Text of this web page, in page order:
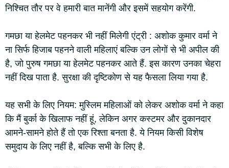
निश्चित तौर पर वे हमारी बात मानेंगी और इसमें सहयोग करेंगी.
गमछा या हेलमेट पहनकर भी नहीं मिलेगी एंट्री : अशोक कुमार वर्मा ने
ना सिर्फ हिजाब पहनने वाली महिलाएं बल्कि उन लोगों से भी अपील की
है, जो पुरुष गमछा या हेलमेट पहनकर आते हैं. इस कारण उनका चेहरा
नहीं दिख पाता है. सुरक्षा की दृष्टिकोण से यह फैसला लिया गया है.
यह सभी के लिए नियम: मुस्लिम महिलाओं को लेकर अशोक वर्मा ने कहा
कि मैं बुर्का के खिलाफ नहीं हूं, लेकिन अगर कस्टमर और दुकानदार
आमने-सामने होते हैं तो एक रिश्ता बनता है. ये नियम किसी विशेष
समुदाय के लिए नहीं है, बल्कि सभी के लिए है.